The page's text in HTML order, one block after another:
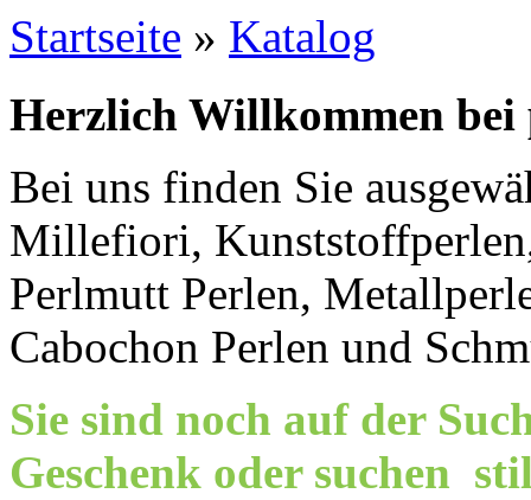
Startseite » Katalog
Herzlich Willkommen bei
Bei uns finden Sie
Millefiori,
Perlmutt Perlen,
Cabochon Perlen und
Sie sind noch auf der
Geschenk oder suchen